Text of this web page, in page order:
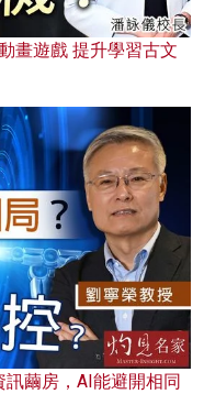
畫遊戲 提升學習古文
繭房，AI能避開相同